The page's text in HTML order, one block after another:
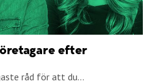
efter
råd för att du...